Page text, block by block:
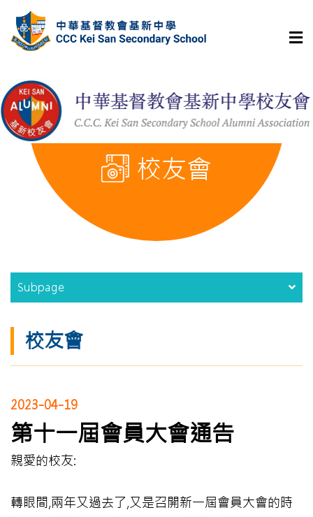
校友會
Subpage
校友會
2023-04-19
第十一屆會員大會通告
親愛的校友:
轉眼間,兩年又過去了,又是召開新一屆會員大會的時